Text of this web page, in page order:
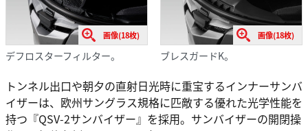
画像(18枚)
デフロスターフィルター。
画像(18枚)
ブレスガードK。
トンネル出口や朝夕の直射日光時に重宝するインナーサンバ
イザーは、欧州サングラス規格に匹敵する優れた光学性能を
持つ『QSV-2サンバイザー』を採用。サンバイザーの開閉操